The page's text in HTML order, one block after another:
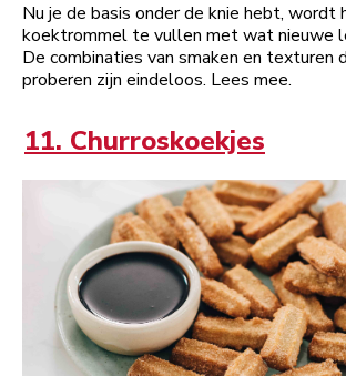
Nu je de basis onder de knie hebt, wordt
koektrommel te vullen met wat nieuwe
De combinaties van smaken en texturen
proberen zijn eindeloos. Lees mee.
11. Churroskoekjes